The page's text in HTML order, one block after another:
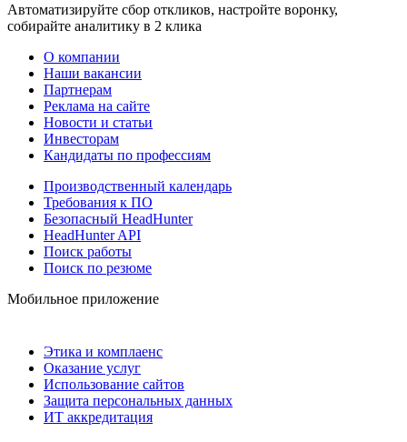
Автоматизируйте сбор откликов, настройте воронку,
собирайте аналитику в 2 клика
О компании
Наши вакансии
Партнерам
Реклама на сайте
Новости и статьи
Инвесторам
Кандидаты по профессиям
Производственный календарь
Требования к ПО
Безопасный HeadHunter
HeadHunter API
Поиск работы
Поиск по резюме
Мобильное приложение
Этика и комплаенс
Оказание услуг
Использование сайтов
Защита персональных данных
ИТ аккредитация